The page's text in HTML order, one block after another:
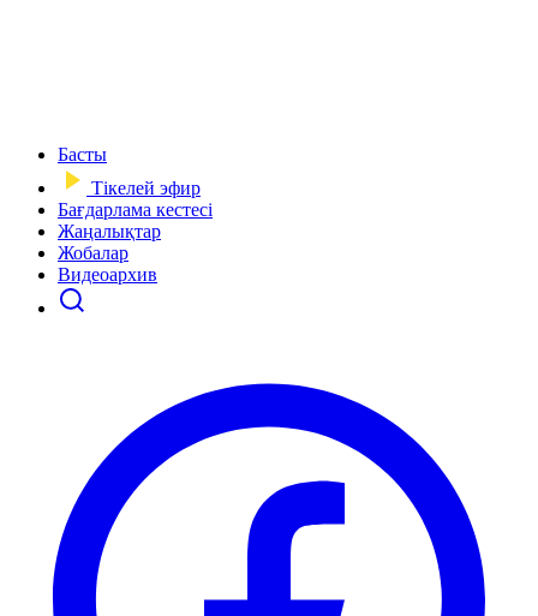
Басты
Тікелей эфир
Бағдарлама кестесі
Жаңалықтар
Жобалар
Видеоархив